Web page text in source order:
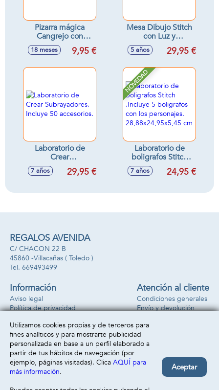
Pizarra mágica
Cangrejo con
accesorios -
Modelos surtidos
18 meses 9,95 €
Mesa Dibujo Stitch
con Luz y
accesorios.
5 años 29,95 €
Laboratorio de
Crear
Subrayadores.
Incluye 50
7 años 29,95 €
NOVEDAD
Laboratorio de
boligrafos Stitch
.Incluye 5
boligrafos con los
28,88x24,95x5,45
7 años 24,95 €
REGALOS AVENIDA
C/ CHACON 22 B
45860 -Villacañas ( Toledo )
669493499
Información
Aviso legal
Política de privacidad
Atención al cliente
Condiciones generales
Envío y devolución
Formas de pago
Utilizamos cookies propias y de terceros para
fines analíticos y para mostrarte publicidad
personalizada en base a un perfil elaborado a
partir de tus hábitos de navegación (por
ejemplo, páginas visitadas). Clica AQUÍ para
más información.
Aceptar